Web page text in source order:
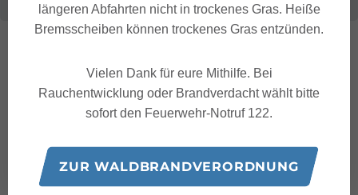
längeren Abfahrten nicht in trockenes Gras. Heiße
Bremsscheiben können trockenes Gras entzünden.
Vielen Dank für eure Mithilfe. Bei
Rauchentwicklung oder Brandverdacht wählt bitte
sofort den Feuerwehr-Notruf 122.
ZUR WALDBRANDVERORDNUNG